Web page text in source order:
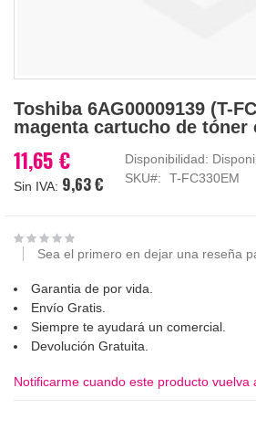
al
comienzo
la
galería
Toshiba 6AG00009139 (T-
magenta cartucho de tóner
11,65 €
9,63 €
Disponibilidad:
SKU
T-FC330EM
Sea el primero en dejar una reseña
Garantia de por vida.
Envío Gratis.
Siempre te ayudará un comercial.
Devolución Gratuita.
Notificarme cuando este producto vuelva